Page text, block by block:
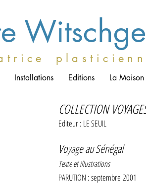
t r i c e p l a s t i c i e n n
Installations Editions La
COLLECTION
Editeur : LE SEUIL
Voyage au Sénégal
Texte et illustrations
PARUTION : septembre 2001